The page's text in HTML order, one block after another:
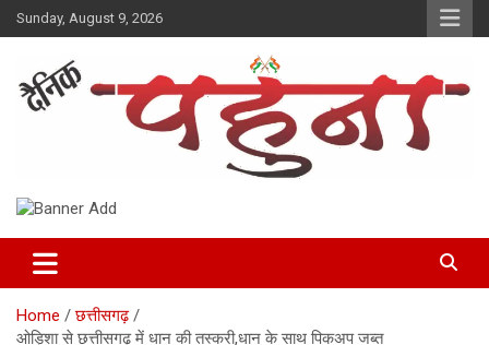
Skip
to
Sunday, August 9, 2026
Dainik Pahuna
Home
छत्तीसगढ़
ओड़िशा से छत्तीसगढ़ में धान की तस्करी,धान के साथ पिकअप जब्त